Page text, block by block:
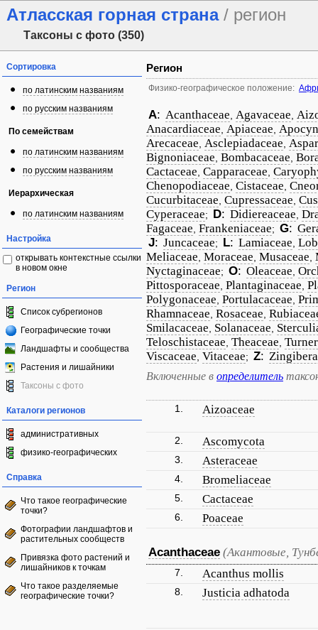
Атласская горная страна/ регион
Таксоны с фото (350)
Сортировка
по латинским названиям
по русским названиям
По семействам
по латинским названиям
по русским названиям
Иерархическая
по латинским названиям
Настройка
открывать контекстные ссылки
в новом окне
Регион
Список субрегионов
Географические точки
Ландшафты и сообщества
Растения и лишайники
Таксоны с фото
Каталоги регионов
административных
физико-географических
Справка
Что такое географические
точки?
Фотографии ландшафтов и
растительных сообществ
Привязка фото растений и
лишайников к точкам
Что такое разделяемые
географические точки?
Регион
Физико-географическое положение:
A: Acanthaceae Agavaceae
Anacardiaceae Apiaceae
Arecaceae Asclepiadaceae
Bignoniaceae Bombacaceae
Cactaceae Capparaceae
Chenopodiaceae Cistaceae
Cucurbitaceae Cupressaceae
Cyperaceae; D: Didiereaceae
Fagaceae Frankeniaceae; G:
J: Juncaceae; L: Lamiaceae
Meliaceae Moraceae Musaceae
Nyctaginaceae; O: Oleaceae
Pittosporaceae Plantaginaceae
Polygonaceae Portulacaceae
Rhamnaceae Rosaceae
Smilacaceae Solanaceae
Teloschistaceae Theaceae
Viscaceae Vitaceae; Z:
Включенные в определитель
1. Aizoaceae
2. Ascomycota
3. Asteraceae
4. Bromeliaceae
5. Cactaceae
6. Poaceae
Acanthaceae (Акантовые,
7. Acanthus mollis
8. Justicia adhatoda